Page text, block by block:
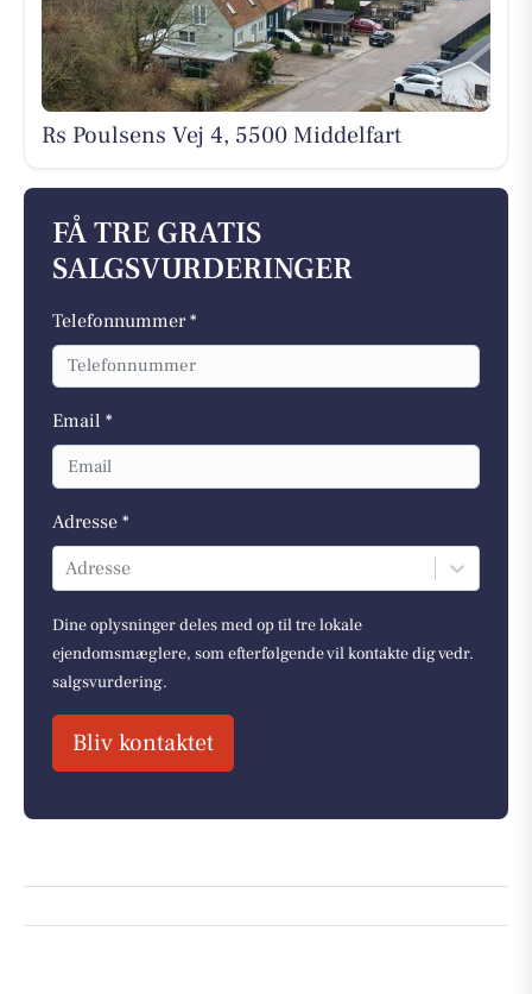
Rs Poulsens Vej 4, 5500 Middelfart
FÅ TRE GRATIS
SALGSVURDERINGER
Telefonnummer *
Email *
Adresse *
Adresse
Dine oplysninger deles med op til tre lokale
ejendomsmæglere, som efterfølgende vil kontakte dig vedr.
salgsvurdering.
Bliv kontaktet